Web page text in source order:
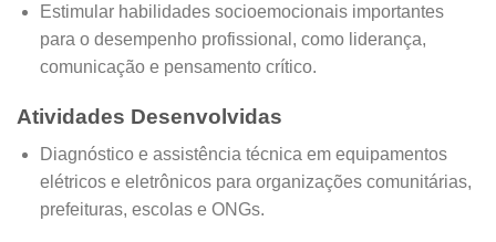
Estimular habilidades socioemocionais importantes
para o desempenho profissional, como liderança,
comunicação e pensamento crítico.
Atividades Desenvolvidas
Diagnóstico e assistência técnica em equipamentos
elétricos e eletrônicos para organizações comunitárias,
prefeituras, escolas e ONGs.